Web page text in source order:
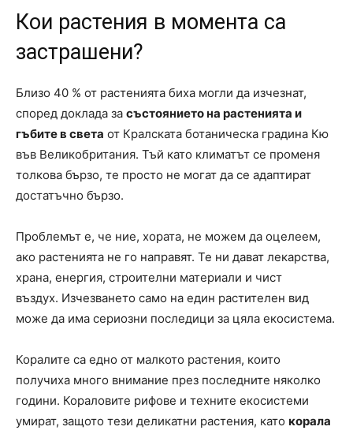
Кои растения в момента са
застрашени?
Близо 40 % от растенията биха могли да изчезнат,
според доклада за състоянието на растенията и
гъбите в света от Кралската ботаническа градина Кю
във Великобритания. Тъй като климатът се променя
толкова бързо, те просто не могат да се адаптират
достатъчно бързо.
Проблемът е, че ние, хората, не можем да оцелеем,
ако растенията не го направят. Те ни дават лекарства,
храна, енергия, строителни материали и чист
въздух. Изчезването само на един растителен вид
може да има сериозни последици за цяла екосистема.
Коралите са едно от малкото растения, които
получиха много внимание през последните няколко
години. Кораловите рифове и техните екосистеми
умират, защото тези деликатни растения, като корала